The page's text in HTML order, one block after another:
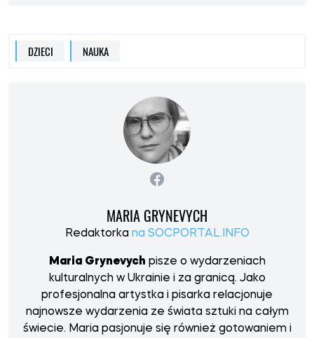
DZIECI NAUKA
MARIA GRYNEVYCH
Redaktorka na SOCPORTAL.INFO
Maria Grynevych pisze o wydarzeniach
kulturalnych w Ukrainie i za granicą. Jako
profesjonalna artystka i pisarka relacjonuje
najnowsze wydarzenia ze świata sztuki na całym
świecie. Maria pasjonuje się również gotowaniem i